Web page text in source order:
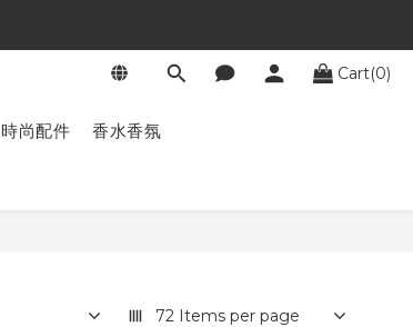
Cart(0)
時尚配件 香水香氛
72 Items per page